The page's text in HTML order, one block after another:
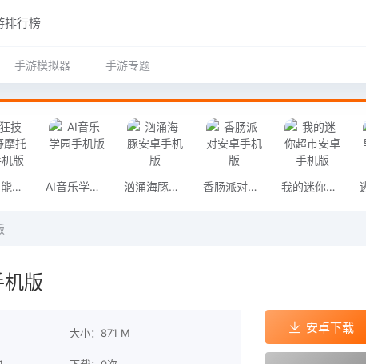
排行榜
手游模拟器 手游专题
疯狂技能越野摩托车3手机版 AI音乐学园手机版 汹涌海豚安卓手机版 香肠派对安卓手机版 我的迷你超市安卓手机版
版
大小：871 M 安卓下载